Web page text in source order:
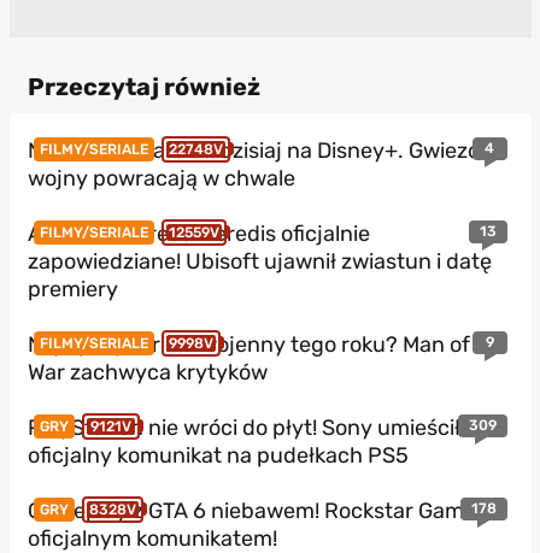
Przeczytaj również
FILMY/SERIALE 22748V 4
Nowe Star Wars od dzisiaj na Disney+. Gwiezdne
wojny powracają w chwale
FILMY/SERIALE 12559V 13
Assassin’s Creed Heredis oficjalnie
zapowiedziane! Ubisoft ujawnił zwiastun i datę
premiery
FILMY/SERIALE 9998V 9
Najlepszy thriller wojenny tego roku? Man of
War zachwyca krytyków
GRY 9121V 309
PlayStation nie wróci do płyt! Sony umieściło
oficjalny komunikat na pudełkach PS5
GRY 8328V 178
Gameplay z GTA 6 niebawem! Rockstar Games z
oficjalnym komunikatem!